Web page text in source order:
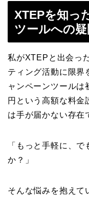
XTEPを知っ
ツールへの疑
私がXTEPと出会っ
ティング活動に限界
ャンペーンツール
円という高額な料金
は手が届かない存在
「もっと手軽に、
か？」
そんな悩みを抱えて